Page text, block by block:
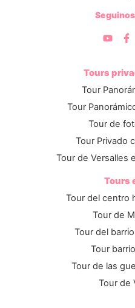
Tours
Tour
Tour
Tour de
Tour Privado
Tour de Versalles
Tours
Tour del centro
Tour de
Tour del
Tour
Tour de las
Tour de